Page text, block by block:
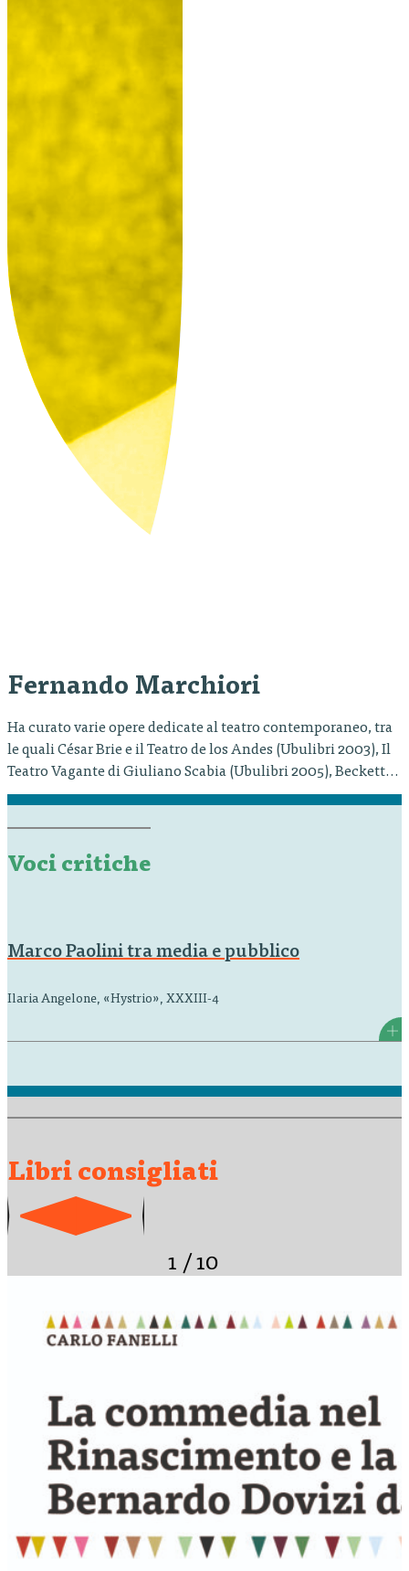
Fernando Marchiori
Ha curato varie opere dedicate al teatro contemporaneo, tra
le quali César Brie e il Teatro de los Andes (Ubulibri 2003), Il
Teatro Vagante di Giuliano Scabia (Ubulibri 2005), Beckett
Puppet. Studi e scene tra Samuel Beckett e il teatro di figura
Voci critiche
Marco Paolini tra media e pubblico
Ilaria Angelone, «Hystrio», XXXIII-4
Libri consigliati
1 / 10